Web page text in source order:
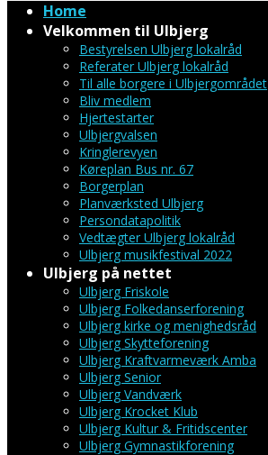
Home
Velkommen til Ulbjerg
Bestyrelsen Ulbjerg lokalråd
Referater Ulbjerg lokalråd
Til alle borgere i Ulbjergområdet
Bliv medlem
Hjertestarter
Ulbjergvalsen
Kringlerevyen
Køreplan Bus nr. 67
Borgerplan
Planværksted Ulbjerg
Persondatapolitik
Vedtægter Ulbjerg lokalråd
Ulbjerg musikfestival 2022
Ulbjerg på nettet
Ulbjerg Friskole
Ulbjerg Folkedanserforening
Ulbjerg kirke og menighedsråd
Ulbjerg Skytteforening
Ulbjerg Kraftvarmeværk Amba
Ulbjerg Senior
Ulbjerg Vandværk
Ulbjerg Krocket Klub
Ulbjerg Kultur & Fritidscenter
Ulbjerg Gymnastikforening